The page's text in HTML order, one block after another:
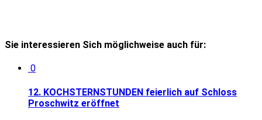
Sie interessieren Sich möglichweise auch für:
0
12. KOCHSTERNSTUNDEN feierlich auf Schloss
Proschwitz eröffnet